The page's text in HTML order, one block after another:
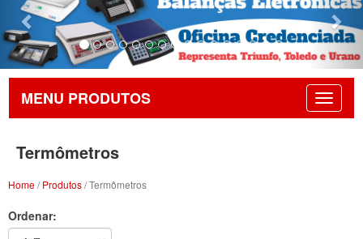
MENU PRODUTOS
Termômetros
Home/Produtos/ Termômetros
Ordenar: